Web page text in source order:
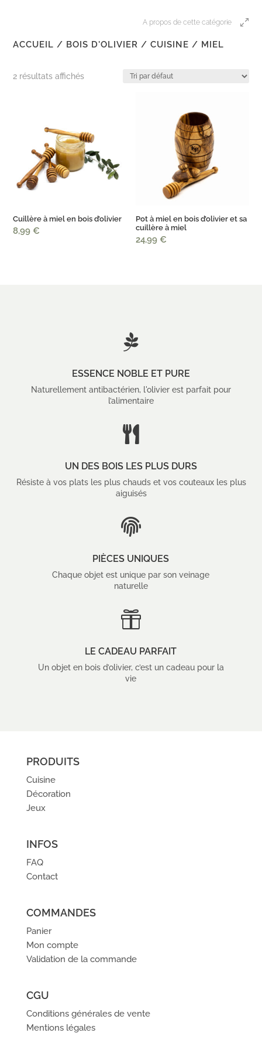
A propos de cette catégorie
ACCUEIL / BOIS D'OLIVIER /CUISINE / MIEL
2 résultats affichés
Cuillère à miel en bois d’olivier
8,99€
Pot à miel en bois d’olivier et sa
cuillère à miel
24,99€

ESSENCE NOBLE ET PURE
Naturellement antibactérien, l'olivier est parfait pour
l’alimentaire

UN DES BOIS LES PLUS DURS
Résiste à vos plats les plus chauds et vos couteaux les plus
aiguisés

PIÈCES UNIQUES
Chaque objet est unique par son veinage
naturelle

LE CADEAU PARFAIT
Un objet en bois d’olivier, c’est un cadeau pour la
vie
PRODUITS
Cuisine
Décoration
Jeux
INFOS
FAQ
Contact
COMMANDES
Panier
Mon compte
Validation de la commande
CGU
Conditions générales de vente
Mentions légales